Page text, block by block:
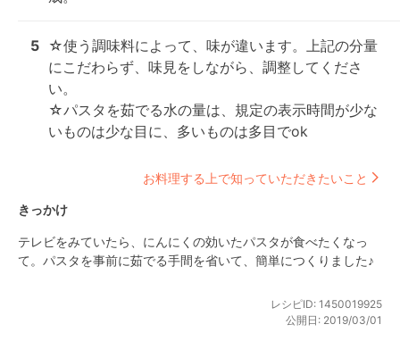
5 ☆使う調味料によって、味が違います。上記の分量
にこだわらず、味見をしながら、調整してくださ
い。
☆パスタを茹でる水の量は、規定の表示時間が少な
いものは少な目に、多いものは多目でok
お料理する上で知っていただきたいこと
きっかけ
テレビをみていたら、にんにくの効いたパスタが食べたくなっ
て。パスタを事前に茹でる手間を省いて、簡単につくりました♪
レシピID: 1450019925
公開日: 2019/03/01